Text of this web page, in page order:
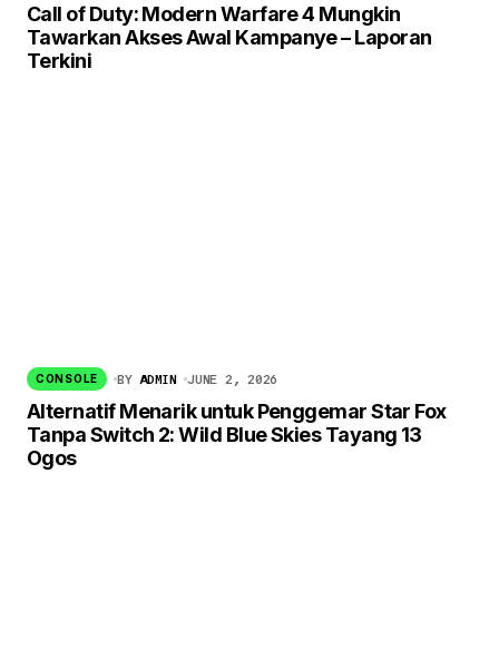
Call of Duty: Modern Warfare 4 Mungkin
Tawarkan Akses Awal Kampanye – Laporan
Terkini
CONSOLE BY ADMIN JUNE 2, 2026
Alternatif Menarik untuk Penggemar Star Fox
Tanpa Switch 2: Wild Blue Skies Tayang 13
Ogos